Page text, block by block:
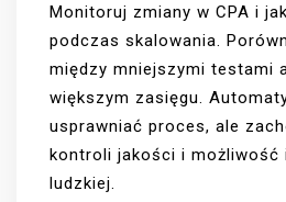
Monitoruj zmiany w CPA i
podczas skalowania.
między mniejszymi testami
większym zasięgu.
usprawniać proces, ale
kontroli jakości i możliwość
ludzkiej.